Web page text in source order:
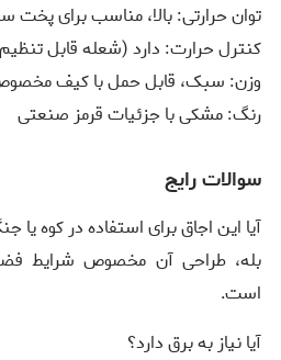
توان حرارتی: بالا، مناسب برای پخت
کنترل حرارت: دارد (شعله قابل
وزن: سبک، قابل حمل با کیف
رنگ: مشکی با جزئیات قرمز صنعتی
سوالات رایج
آیا این اجاق برای استفاده در کوه
بله، طراحی آن مخصوص شرایط
است.
آیا نیاز به برق دارد؟